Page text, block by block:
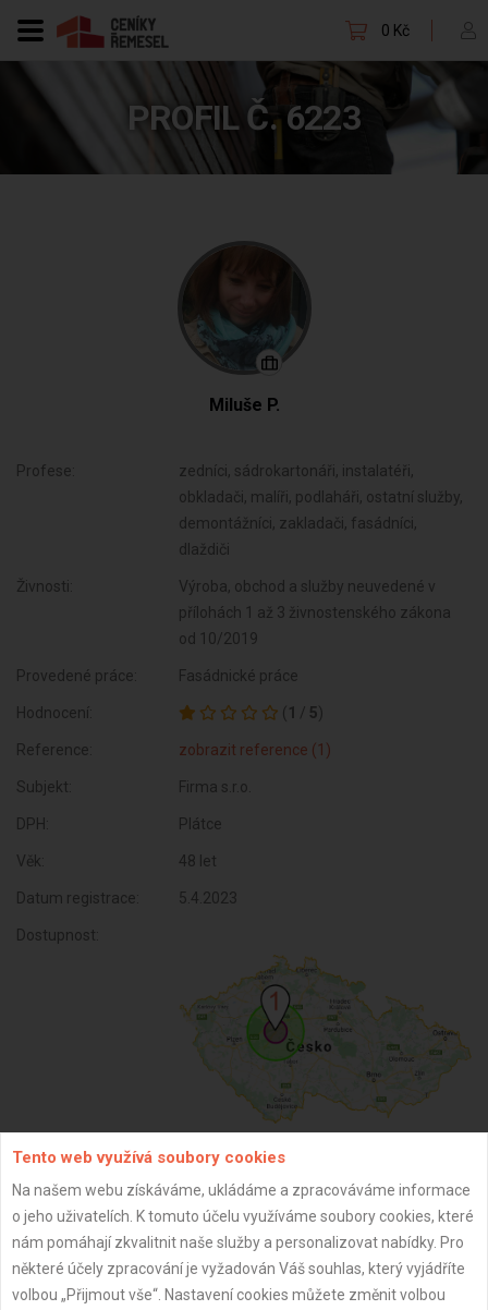
0 Kč
PROFIL Č. 6223
Miluše P.
Profese:
zedníci, sádrokartonáři, instalatéři,
obkladači, malíři, podlaháři, ostatní služby,
demontážníci, zakladači, fasádníci,
dlaždiči
Živnosti:
Výroba, obchod a služby neuvedené v
přílohách 1 až 3 živnostenského zákona
od 10/2019
Provedené práce: Fasádnické práce
Hodnocení: ( 1 / 5)
Reference: zobrazit reference (1)
Subjekt: Firma s.r.o.
DPH: Plátce
Věk: 48 let
Datum registrace: 5.4.2023
Dostupnost:
ZPĚT
Aktualizováno z portálu ARES dne 30.12.2023 12:15:10
Tento web využívá soubory cookies
Na našem webu získáváme, ukládáme a zpracováváme informace
o jeho uživatelích. K tomuto účelu využíváme soubory cookies, které
nám pomáhají zkvalitnit naše služby a personalizovat nabídky. Pro
některé účely zpracování je vyžadován Váš souhlas, který vyjádříte
volbou „Přijmout vše“. Nastavení cookies můžete změnit volbou